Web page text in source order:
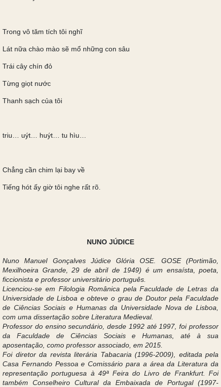
Trong vô tăm tích tôi nghĩ
Lát nữa chào mào sẽ mổ những con sâu
Trái cây chín đỏ
Từng giọt nước
Thanh sạch của tôi
triu… uýt… huýt… tu hìu…
Chẳng cần chim lại bay về
Tiếng hót ấy giờ tôi nghe rất rõ.
NUNO JÚDICE
Nuno Manuel Gonçalves Júdice Glória OSE. GOSE (Portimão,
Mexilhoeira Grande, 29 de abril de 1949) é um ensaísta, poeta,
ficcionista e professor universitário português.
Licenciou-se em Filologia Românica pela Faculdade de Letras da
Universidade de Lisboa e obteve o grau de Doutor pela Faculdade
de Ciências Sociais e Humanas da Universidade Nova de Lisboa,
com uma dissertação sobre Literatura Medieval.
Professor do ensino secundário, desde 1992 até 1997, foi professor
da Faculdade de Ciências Sociais e Humanas, até à sua
aposentação, como professor associado, em 2015.
Foi diretor da revista literária Tabacaria (1996-2009), editada pela
Casa Fernando Pessoa e Comissário para a área da Literatura da
representação portuguesa à 49ª Feira do Livro de Frankfurt. Foi
também Conselheiro Cultural da Embaixada de Portugal (1997-